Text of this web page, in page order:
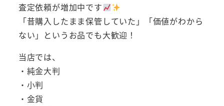
査定依頼が増加中です
「昔購入したまま保管していた」「価値がわから
ない」というお品でも大歓迎！
当店では、
・純金大判
・小判
・金貨